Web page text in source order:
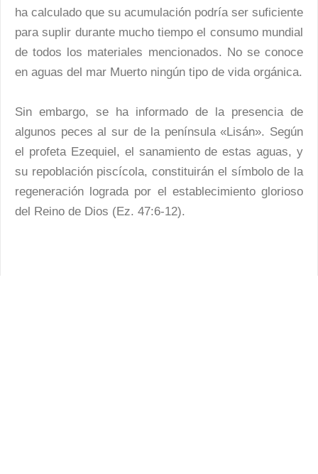
ha calculado que su acumulación podría ser suficiente
para suplir durante mucho tiempo el consumo mundial
de todos los materiales mencionados. No se conoce
en aguas del mar Muerto ningún tipo de vida orgánica.
Sin embargo, se ha informado de la presencia de
algunos peces al sur de la península «Lisán». Según
el profeta Ezequiel, el sanamiento de estas aguas, y
su repoblación piscícola, constituirán el símbolo de la
regeneración lograda por el establecimiento glorioso
del Reino de Dios (Ez. 47:6-12).